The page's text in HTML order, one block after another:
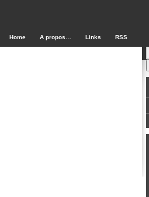
Home A propos… Links RSS